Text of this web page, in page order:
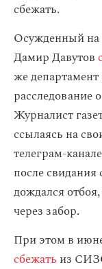
сбежать.
Осужденный на
Дамир Давутов
же
расследование
Журналист
ссылаясь на
телеграм-
после
дождался
через забор.
При этом в
сбежать из